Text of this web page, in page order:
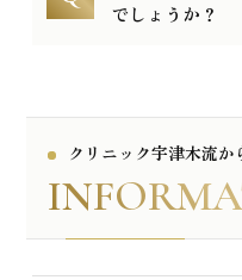
でしょうか？
クリニック宇津木流か